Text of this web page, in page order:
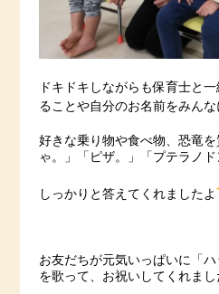
ドキドキしながらも保育士と
ることや自分のお名前をみん
好きな乗り物や食べ物、恐竜
ゃ。」「ピザ。」「プテラノド
しっかりと答えてくれましたよ
お友だちが元気いっぱいに「
を歌って、お祝いしてくれまし